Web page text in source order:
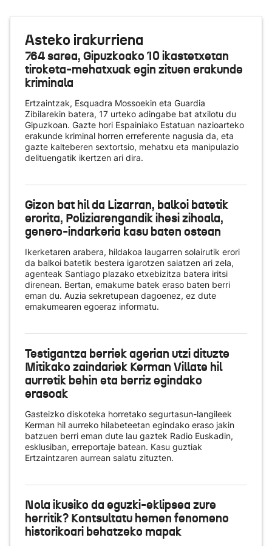
Asteko irakurriena
764 sarea, Gipuzkoako 10 ikastetxetan
tiroketa-mehatxuak egin zituen erakunde
kriminala
Ertzaintzak, Esquadra Mossoekin eta Guardia
Zibilarekin batera, 17 urteko adingabe bat atxilotu du
Gipuzkoan. Gazte hori Espainiako Estatuan nazioarteko
erakunde kriminal horren erreferente nagusia da, eta
gazte kalteberen sextortsio, mehatxu eta manipulazio
delituengatik ikertzen ari dira.
Gizon bat hil da Lizarran, balkoi batetik
erorita, Poliziarengandik ihesi zihoala,
genero-indarkeria kasu baten ostean
Ikerketaren arabera, hildakoa laugarren solairutik erori
da balkoi batetik bestera igarotzen saiatzen ari zela,
agenteak Santiago plazako etxebizitza batera iritsi
direnean. Bertan, emakume batek eraso baten berri
eman du. Auzia sekretupean dagoenez, ez dute
emakumearen egoeraz informatu.
Testigantza berriek agerian utzi dituzte
Mitikako zaindariek Kerman Villate hil
aurretik behin eta berriz egindako
erasoak
Gasteizko diskoteka horretako segurtasun-langileek
Kerman hil aurreko hilabeteetan egindako eraso jakin
batzuen berri eman dute lau gaztek Radio Euskadin,
esklusiban, erreportaje batean. Kasu guztiak
Ertzaintzaren aurrean salatu zituzten.
Nola ikusiko da eguzki-eklipsea zure
herritik? Kontsultatu hemen fenomeno
historikoari behatzeko mapak